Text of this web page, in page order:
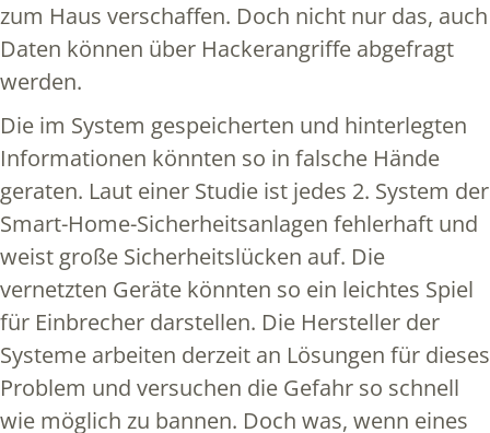
zum Haus verschaffen. Doch nicht nur das, auch
Daten können über Hackerangriffe abgefragt
werden.
Die im System gespeicherten und hinterlegten
Informationen könnten so in falsche Hände
geraten. Laut einer Studie ist jedes 2. System der
Smart-Home-Sicherheitsanlagen fehlerhaft und
weist große Sicherheitslücken auf. Die
vernetzten Geräte könnten so ein leichtes Spiel
für Einbrecher darstellen. Die Hersteller der
Systeme arbeiten derzeit an Lösungen für dieses
Problem und versuchen die Gefahr so schnell
wie möglich zu bannen. Doch was, wenn eines